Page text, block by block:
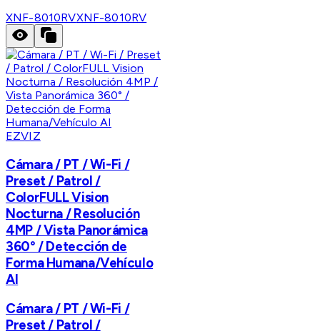
XNF-8010RVXNF-8010RV
EZVIZ
Cámara / PT / Wi-Fi /
Preset / Patrol /
ColorFULL Vision
Nocturna / Resolución
4MP / Vista Panorámica
360° / Detección de
Forma Humana/Vehículo
AI
Cámara / PT / Wi-Fi /
Preset / Patrol /